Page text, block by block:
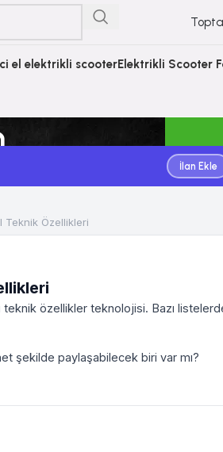
el elektrikli scooterElektrikli Scooter
İlan Ekle
Özellikleri
özellikler teknolojisi. Bazı
şekilde paylaşabilecek biri var mı?